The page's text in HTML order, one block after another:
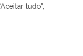
POLÍTICA
tudo”,